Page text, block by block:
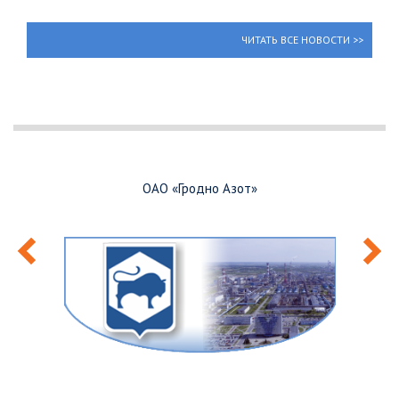
ЧИТАТЬ ВСЕ НОВОСТИ >>
ОАО «Гродно Азот»